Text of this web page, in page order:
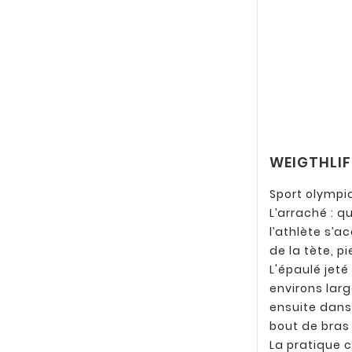
Sport
L’arraché :
l’athlète
de la tète,
L'épaulé
environs
ensuite
bout de
La pratique